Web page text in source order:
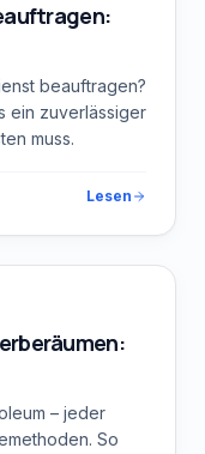
beauftragen?
ein zuverlässiger
muss.
Lesen
– jeder
So